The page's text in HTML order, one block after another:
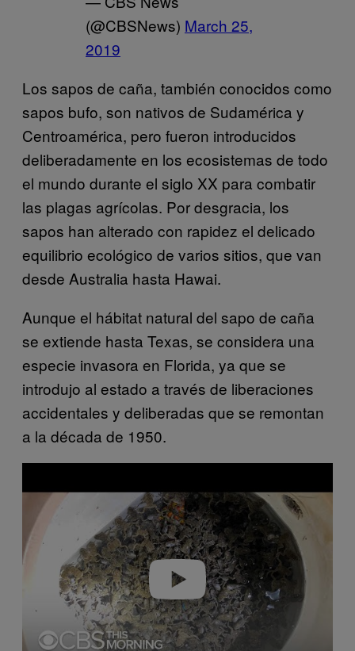
(@CBSNews) March 25,
2019
Los sapos de caña, también conocidos como
sapos bufo, son nativos de Sudamérica y
Centroamérica, pero fueron introducidos
deliberadamente en los ecosistemas de todo
el mundo durante el siglo XX para combatir
las plagas agrícolas. Por desgracia, los
sapos han alterado con rapidez el delicado
equilibrio ecológico de varios sitios, que van
desde Australia hasta Hawai.
Aunque el hábitat natural del sapo de caña
se extiende hasta Texas, se considera una
especie invasora en Florida, ya que se
introdujo al estado a través de liberaciones
accidentales y deliberadas que se remontan
a la década de 1950.
a
e
o